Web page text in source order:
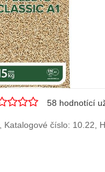
58 hodnotící
, Katalogové číslo: 10.22,